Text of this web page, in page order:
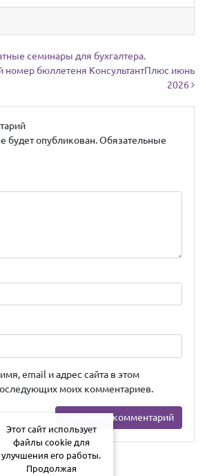
записям
семинары для бухгалтера.
номер бюллетеня КонсультантПлюс июнь
2026
будет опубликован. Обязательные
email и адрес сайта в этом
моих комментариев.
Этот сайт использует
файлы cookie для
улучшения его работы.
Продолжая